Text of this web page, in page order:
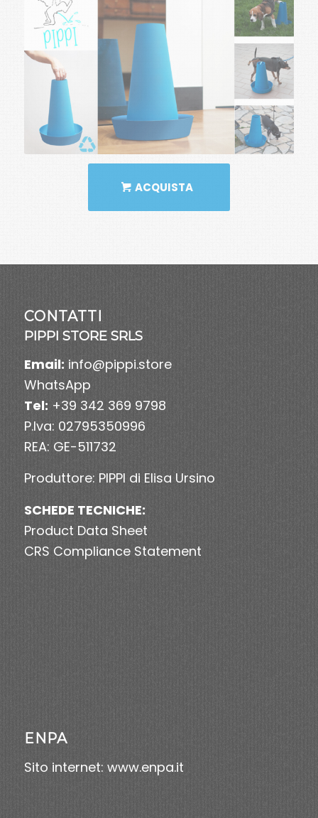
ACQUISTA
CONTATTI
PIPPI STORE SRLS
Email: info@pippi.store
WhatsApp
Tel: +39 342 369 9798
P.Iva: 02795350996
REA: GE-511732
Produttore: PIPPI di Elisa Ursino
SCHEDE TECNICHE:
Product Data Sheet
CRS Compliance Statement
ENPA
Sito internet: www.enpa.it